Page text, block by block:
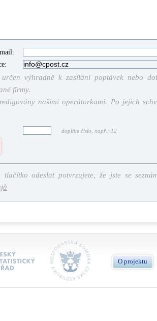
výhradně k zasílání poptávek nebo
firmy.
našimi operátorkami. Po jejich
doplňte číslo, např.: 12
tlačítko odeslat potvrzujete, že jste se
O projektu